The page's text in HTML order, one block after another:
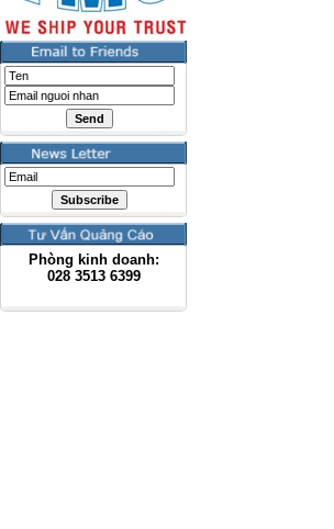
Phòng kinh doanh:
028 3513 6399